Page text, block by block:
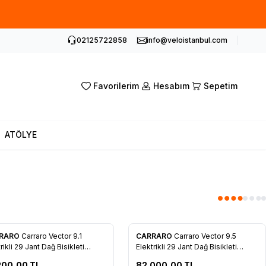
02125722858 info@veloistanbul.com
Favorilerim Hesabım Sepetim
ATÖLYE
Ekle
Carraro Vector 9.1
29 Jant Dağ Bisikleti
Favorilere Ekle
CARRARO Carraro Vector 9.5
Elektrikli 29 Jant Dağ Bisikleti